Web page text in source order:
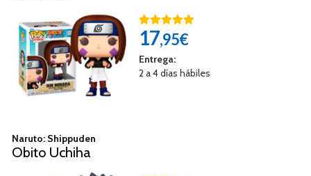
17,95€
Entrega:
2 a 4 días hábiles
Naruto: Shippuden
Obito Uchiha